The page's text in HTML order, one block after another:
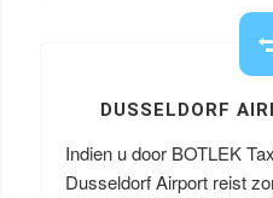
DUSSELDORF
Indien u door BOTLEK
Dusseldorf Airport reist